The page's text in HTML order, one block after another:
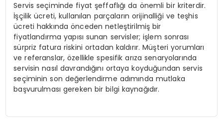
Servis seçiminde fiyat şeffaflığı da önemli bir kriterdir.
İşçilik ücreti, kullanılan parçaların orijinalliği ve teşhis
ücreti hakkında önceden netleştirilmiş bir
fiyatlandırma yapısı sunan servisler; işlem sonrası
sürpriz fatura riskini ortadan kaldırır. Müşteri yorumları
ve referanslar, özellikle spesifik arıza senaryolarında
servisin nasıl davrandığını ortaya koyduğundan servis
seçiminin son değerlendirme adımında mutlaka
başvurulması gereken bir bilgi kaynağıdır.